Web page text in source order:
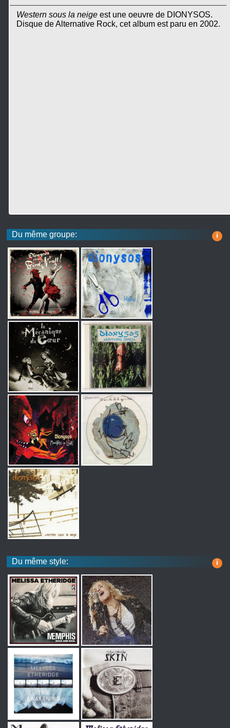
Western sous la neigeest une oeuvre de DIONYSOS.
Disque de Alternative Rock, cet album est paru en 2002.
Du même groupe: i
Du même style: i